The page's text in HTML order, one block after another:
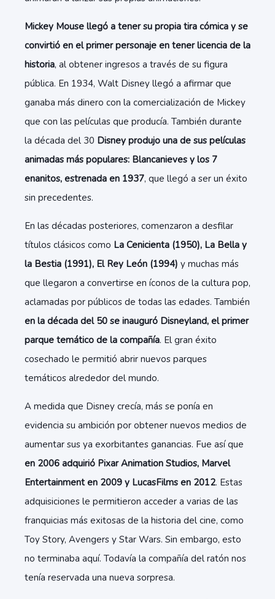
Mickey Mouse llegó a tener su propia tira cómica y se
convirtió en el primer personaje en tener licencia de la
historia, al obtener ingresos a través de su figura
pública. En 1934, Walt Disney llegó a afirmar que
ganaba más dinero con la comercialización de Mickey
que con las películas que producía. También durante
la década del 30 Disney produjo una de sus películas
animadas más populares: Blancanieves y los 7
enanitos, estrenada en 1937, que llegó a ser un éxito
sin precedentes.
En las décadas posteriores, comenzaron a desfilar
títulos clásicos como La Cenicienta (1950), La Bella y
la Bestia (1991), El Rey León (1994) y muchas más
que llegaron a convertirse en íconos de la cultura pop,
aclamadas por públicos de todas las edades. También
en la década del 50 se inauguró Disneyland, el primer
parque temático de la compañía. El gran éxito
cosechado le permitió abrir nuevos parques
temáticos alrededor del mundo.
A medida que Disney crecía, más se ponía en
evidencia su ambición por obtener nuevos medios de
aumentar sus ya exorbitantes ganancias. Fue así que
en 2006 adquirió Pixar Animation Studios, Marvel
Entertainment en 2009 y LucasFilms en 2012. Estas
adquisiciones le permitieron acceder a varias de las
franquicias más exitosas de la historia del cine, como
Toy Story, Avengers y Star Wars. Sin embargo, esto
no terminaba aquí. Todavía la compañía del ratón nos
tenía reservada una nueva sorpresa.